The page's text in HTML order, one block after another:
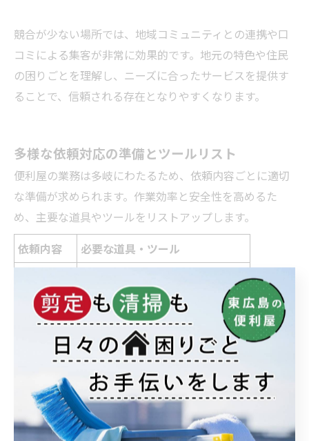
競合が少ない場所では、地域コミュニティとの連携や口
コミによる集客が非常に効果的です。地元の特色や住民
の困りごとを理解し、ニーズに合ったサービスを提供す
ることで、信頼される存在となりやすくなります。
多様な依頼対応の準備とツールリスト
便利屋の業務は多岐にわたるため、依頼内容ごとに適切
な準備が求められます。作業効率と安全性を高めるた
め、主要な道具やツールをリストアップします。
依頼内容
必要な道具・ツール
台車、滑り止め手袋、養生マット
不用品回収 軽トラック、ブルーシート、軍手
清掃作業
掃除機、モップ、洗剤
剪定ばさみ、草刈機、長靴
軽作業全般
工具セット、懐中電灯、脚立